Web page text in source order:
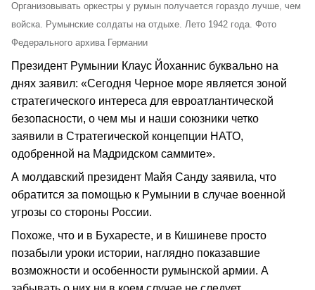
Организовывать оркестры у румын получается гораздо лучше, чем
войска. Румынские солдаты на отдыхе. Лето 1942 года. Фото
Федерального архива Германии
Президент Румынии Клаус Йоханнис буквально на
днях заявил: «Сегодня Черное море является зоной
стратегического интереса для евроатлантической
безопасности, о чем мы и наши союзники четко
заявили в Стратегической концепции НАТО,
одобренной на Мадридском саммите».
А молдавский президент Майя Санду заявила, что
обратится за помощью к Румынии в случае военной
угрозы со стороны России.
Похоже, что и в Бухаресте, и в Кишиневе просто
позабыли уроки истории, наглядно показавшие
возможности и особенности румынской армии. А